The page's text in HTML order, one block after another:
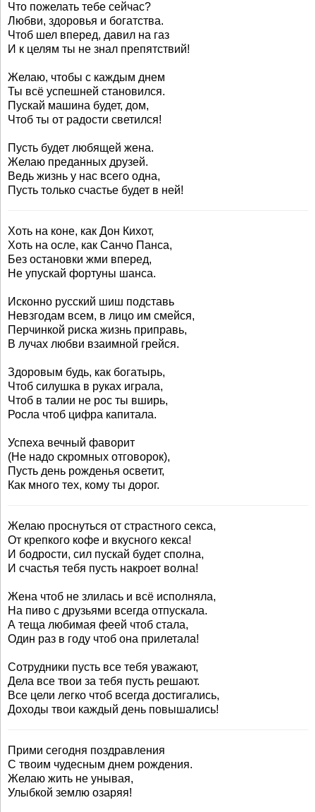
Что пожелать тебе сейчас?
Любви, здоровья и богатства.
Чтоб шел вперед, давил на газ
И к целям ты не знал препятствий!
Желаю, чтобы с каждым днем
Ты всё успешней становился.
Пускай машина будет, дом,
Чтоб ты от радости светился!
Пусть будет любящей жена.
Желаю преданных друзей.
Ведь жизнь у нас всего одна,
Пусть только счастье будет в ней!
Хоть на коне, как Дон Кихот,
Хоть на осле, как Санчо Панса,
Без остановки жми вперед,
Не упускай фортуны шанса.
Исконно русский шиш подставь
Невзгодам всем, в лицо им смейся,
Перчинкой риска жизнь приправь,
В лучах любви взаимной грейся.
Здоровым будь, как богатырь,
Чтоб силушка в руках играла,
Чтоб в талии не рос ты вширь,
Росла чтоб цифра капитала.
Успеха вечный фаворит
(Не надо скромных отговорок),
Пусть день рожденья осветит,
Как много тех, кому ты дорог.
Желаю проснуться от страстного секса,
От крепкого кофе и вкусного кекса!
И бодрости, сил пускай будет сполна,
И счастья тебя пусть накроет волна!
Жена чтоб не злилась и всё исполняла,
На пиво с друзьями всегда отпускала.
А теща любимая феей чтоб стала,
Один раз в году чтоб она прилетала!
Сотрудники пусть все тебя уважают,
Дела все твои за тебя пусть решают.
Все цели легко чтоб всегда достигались,
Доходы твои каждый день повышались!
Прими сегодня поздравления
С твоим чудесным днем рождения.
Желаю жить не унывая,
Улыбкой землю озаряя!